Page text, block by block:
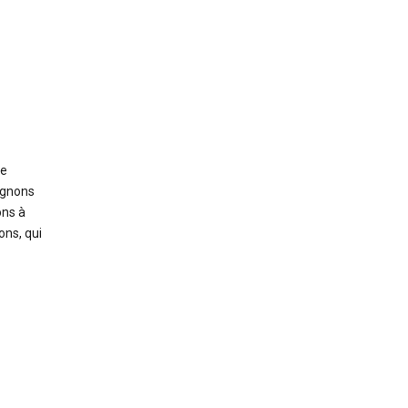
à
qui